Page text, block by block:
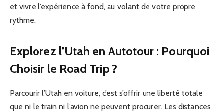
et vivre l’expérience à fond, au volant de votre propre
rythme.
Explorez l’Utah en Autotour : Pourquoi
Choisir le Road Trip ?
Parcourir l’Utah en voiture, c’est s’offrir une liberté totale
que ni le train ni l’avion ne peuvent procurer. Les distances